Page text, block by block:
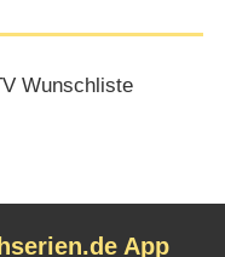
Wunschliste
App